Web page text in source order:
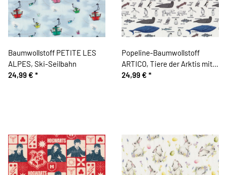
Baumwollstoff PETITE LES
ALPES, Ski-Seilbahn
24,99 € *
Popeline-Baumwollstoff
ARTICO, Tiere der Arktis mit
Pinguinen
24,99 € *